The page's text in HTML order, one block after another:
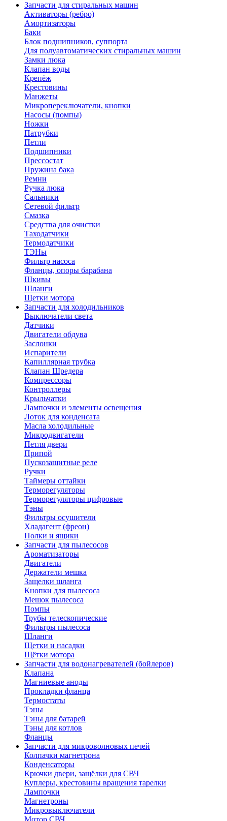
Запчасти для стиральных машин
Активаторы (ребро)
Амортизаторы
Баки
Блок подшипников, суппорта
Для полуавтоматических стиральных машин
Замки люка
Клапан воды
Крепёж
Крестовины
Манжеты
Микропереключатели, кнопки
Насосы (помпы)
Ножки
Патрубки
Петли
Подшипники
Прессостат
Пружина бака
Ремни
Ручка люка
Сальники
Сетевой фильтр
Смазка
Средства для очистки
Таходатчики
Термодатчики
ТЭНы
Фильтр насоса
Фланцы, опоры барабана
Шкивы
Шланги
Щетки мотора
Запчасти для холодильников
Выключатели света
Датчики
Двигатели обдува
Заслонки
Испарители
Капиллярная трубка
Клапан Шредера
Компрессоры
Контроллеры
Крыльчатки
Лампочки и элементы освещения
Лоток для конденсата
Масла холодильные
Микродвигатели
Петля двери
Припой
Пускозащитные реле
Ручки
Таймеры оттайки
Терморегуляторы
Терморегуляторы цифровые
Тэны
Фильтры осушители
Хладагент (фреон)
Полки и ящики
Запчасти для пылесосов
Ароматизаторы
Двигатели
Держатели мешка
Защелки шланга
Кнопки для пылесоса
Мешок пылесоса
Помпы
Трубы телескопические
Фильтры пылесоса
Шланги
Щетки и насадки
Щётки мотора
Запчасти для водонагревателей (бойлеров)
Клапана
Магниевые аноды
Прокладки фланца
Термостаты
Тэны
Тэны для батарей
Тэны для котлов
Фланцы
Запчасти для микроволновых печей
Колпачки магнетрона
Конденсаторы
Крючки двери, защёлки для СВЧ
Куплеры, крестовины вращения тарелки
Лампочки
Магнетроны
Микровыключатели
Мотор СВЧ